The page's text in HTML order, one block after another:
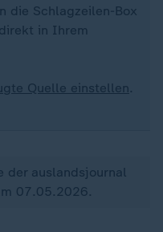
die Schlagzeilen-Box
in Ihrem
Quelle einstellen.
der auslandsjournal
07.05.2026.